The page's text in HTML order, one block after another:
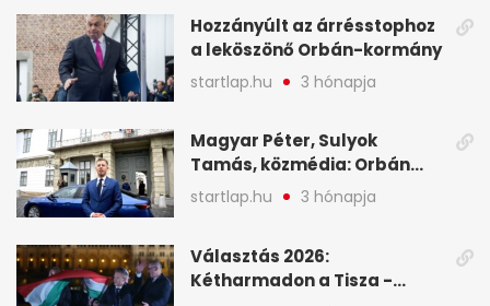
Hozzányúlt az árrésstophoz
a leköszönő Orbán-kormány
startlap.hu 3 hónapja
Magyar Péter, Sulyok
Tamás, közmédia: Orbán
Viktor április 13. óta hallgat,
közben pörögnek az
startlap.hu 3 hónapja
Választás 2026:
Kétharmadon a Tisza -